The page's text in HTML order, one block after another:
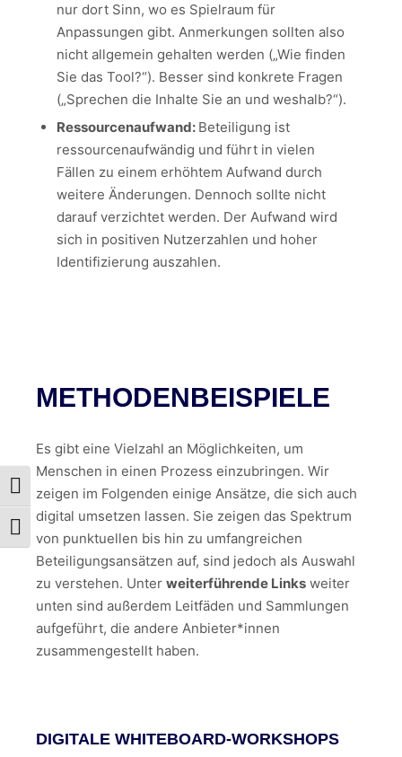
Umschalten auf hohe Kontraste
Schrift vergrößern
nur dort Sinn, wo es Spielraum für
Anpassungen gibt. Anmerkungen sollten also
nicht allgemein gehalten werden („Wie finden
Sie das Tool?“). Besser sind konkrete Fragen
(„Sprechen die Inhalte Sie an und weshalb?“).
Ressourcenaufwand: Beteiligung ist
ressourcenaufwändig und führt in vielen
Fällen zu einem erhöhtem Aufwand durch
weitere Änderungen. Dennoch sollte nicht
darauf verzichtet werden. Der Aufwand wird
sich in positiven Nutzerzahlen und hoher
Identifizierung auszahlen.
METHODENBEISPIELE
Es gibt eine Vielzahl an Möglichkeiten, um
Menschen in einen Prozess einzubringen. Wir
zeigen im Folgenden einige Ansätze, die sich auch
digital umsetzen lassen. Sie zeigen das Spektrum
von punktuellen bis hin zu umfangreichen
Beteiligungsansätzen auf, sind jedoch als Auswahl
zu verstehen. Unter weiterführende Links weiter
unten sind außerdem Leitfäden und Sammlungen
aufgeführt, die andere Anbieter*innen
zusammengestellt haben.
DIGITALE WHITEBOARD-WORKSHOPS